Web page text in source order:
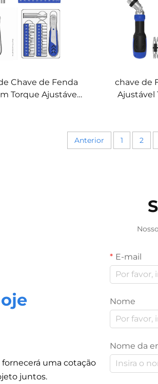
Chave de Fenda
Torque Ajustável
chave de
Ajustável
Anterior 1 2
uma cotação
juntos.
E-mail
Nome
Nome da